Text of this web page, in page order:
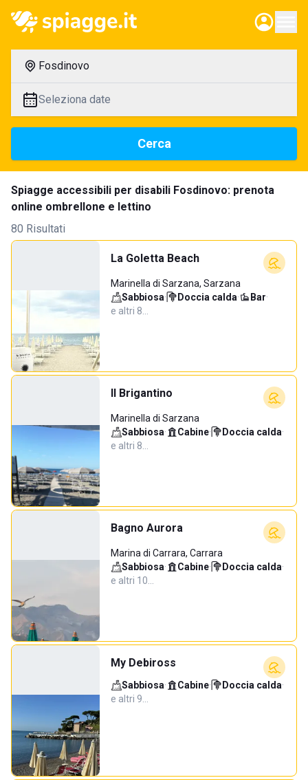
Fosdinovo
Seleziona date
Cerca
Spiagge accessibili per disabili Fosdinovo: prenota
online ombrellone e lettino
80 Risultati
La Goletta Beach
Marinella di Sarzana, Sarzana
Sabbiosa· Doccia calda· Bar·
e altri 8…
Il Brigantino
Marinella di Sarzana
Sabbiosa· Cabine· Doccia calda·
e altri 8…
Bagno Aurora
Marina di Carrara, Carrara
Sabbiosa· Cabine· Doccia calda·
e altri 10…
My Debiross
Sabbiosa· Cabine· Doccia calda·
e altri 9…